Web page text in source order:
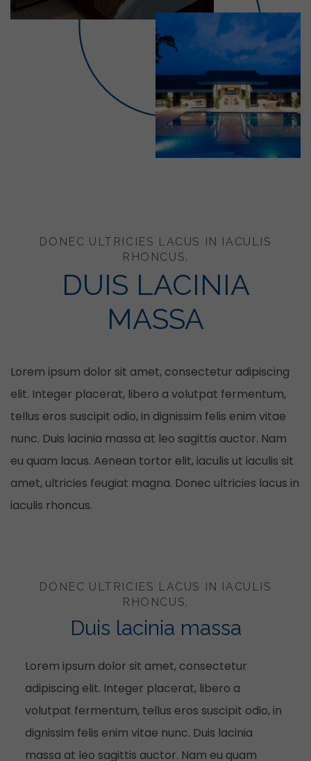
DONEC ULTRICIES LACUS IN IACULIS
RHONCUS.
DUIS LACINIA
MASSA
Lorem ipsum dolor sit amet, consectetur adipiscing
elit. Integer placerat, libero a volutpat fermentum,
tellus eros suscipit odio, in dignissim felis enim vitae
nunc. Duis lacinia massa at leo sagittis auctor. Nam
eu quam lacus. Aenean tortor elit, iaculis ut iaculis sit
amet, ultricies feugiat magna. Donec ultricies lacus in
iaculis rhoncus.
DONEC ULTRICIES LACUS IN IACULIS
RHONCUS.
Duis lacinia massa
Lorem ipsum dolor sit amet, consectetur
adipiscing elit. Integer placerat, libero a
volutpat fermentum, tellus eros suscipit odio, in
dignissim felis enim vitae nunc. Duis lacinia
massa at leo sagittis auctor. Nam eu quam